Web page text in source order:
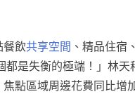
飲共享空間 、精品住宿
是失衡的極端！」林天
點區域周邊花費同比增